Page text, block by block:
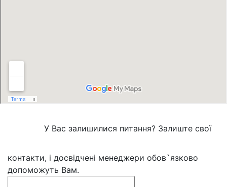
У Вас залишилися питання? Залиште свої
контакти, і досвідчені менеджери обов`язково
допоможуть Вам.